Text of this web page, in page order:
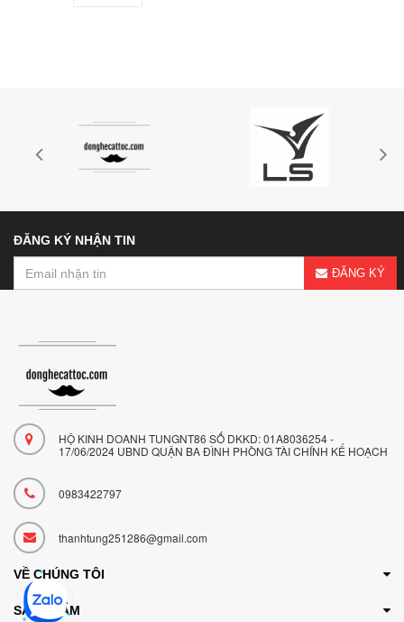
ĐĂNG KÝ NHẬN TIN
ĐĂNG KÝ
HỘ KINH DOANH TUNGNT86 SỐ DKKD: 01A8036254 -
17/06/2024 UBND QUẬN BA ĐÌNH PHÒNG TÀI CHÍNH KẾ HOẠCH
0983422797
thanhtung251286@gmail.com
VỀ CHÚNG TÔI
SẢN PHẨM